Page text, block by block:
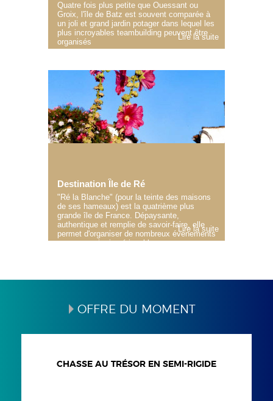
Quatre fois plus petite que Ouessant ou
Groix, l'île de Batz est souvent comparée à
un joli et grand jardin potager dans lequel les
plus incroyables teambuilding peuvent être
organisés
Lire la suite
Destination Île de Ré
"Ré la Blanche" (pour la teinte des maisons
de ses hameaux) est la quatrième plus
grande île de France. Dépaysante,
authentique et remplie de savoir-faire, elle
permet d'organiser de nombreux événements
aux souvenirs impérissables.
Lire la suite
OFFRE DU MOMENT
CHASSE AU TRÉSOR EN SEMI-RIGIDE